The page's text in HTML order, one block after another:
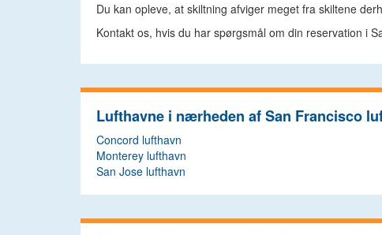
Du kan opleve, at skiltning afviger meget fra skiltene
Kontakt os, hvis du har spørgsmål om din reservation i
Lufthavne i nærheden af San Francisco
Concord lufthavn
Monterey lufthavn
San Jose lufthavn